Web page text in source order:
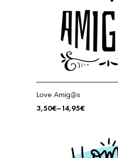
Love Amig@s
3,50€–14,95€